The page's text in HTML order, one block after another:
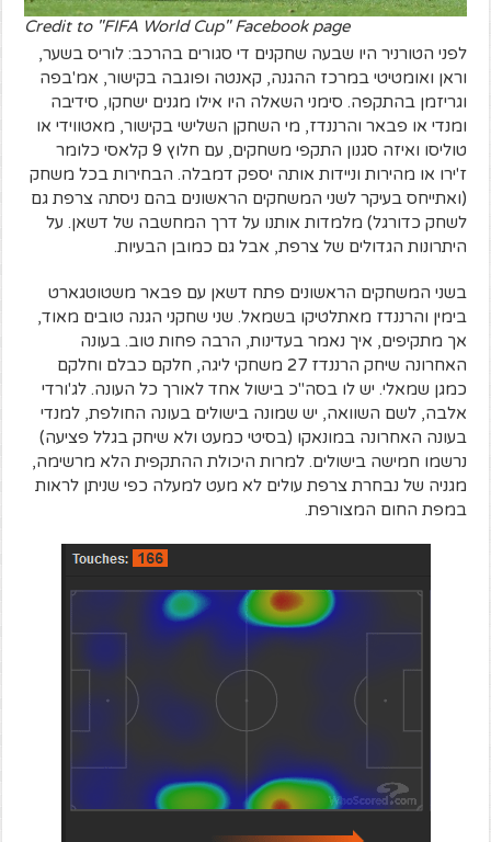
Credit to "FIFA World Cup" Facebook page
לפני הטורניר היו שבעה שחקנים די סגורים בהרכב: לוריס בשער,
וראן ואומטיטי במרכז ההגנה, קאנטה ופוגבה בקישור, אמ'בפה
וגריזמן בהתקפה. סימני השאלה היו אילו מגנים ישחקו, סידיבה
ומנדי או פבאר והרננדז, מי השחקן השלישי בקישור, מאטווידי או
טוליסו ואיזה סגנון התקפי משחקים, עם חלוץ 9 קלאסי כלומר
ז'ירו או מהירות וניידות אותה יספק דמבלה. הבחירות בכל משחק
(ואתייחס בעיקר לשני המשחקים הראשונים בהם ניסתה צרפת גם
לשחק כדורגל) מלמדות אותנו על דרך המחשבה של דשאן. על
היתרונות הגדולים של צרפת, אבל גם כמובן הבעיות.
בשני המשחקים הראשונים פתח דשאן עם פבאר משטוטגארט
בימין והרננדז מאתלטיקו בשמאל. שני שחקני הגנה טובים מאוד,
אך מתקיפים, איך נאמר בעדינות, הרבה פחות טוב. בעונה
האחרונה שיחק הרננדז 27 משחקי ליגה, חלקם כבלם וחלקם
כמגן שמאלי. יש לו בסה"כ בישול אחד לאורך כל העונה. לג'ורדי
אלבה, לשם השוואה, יש שמונה בישולים בעונה החולפת, למנדי
בעונה האחרונה במונאקו (בסיטי כמעט ולא שיחק בגלל פציעה)
נרשמו חמישה בישולים. למרות היכולת ההתקפית הלא מרשימה,
מגניה של נבחרת צרפת עולים לא מעט למעלה כפי שניתן לראות
במפת החום המצורפת.